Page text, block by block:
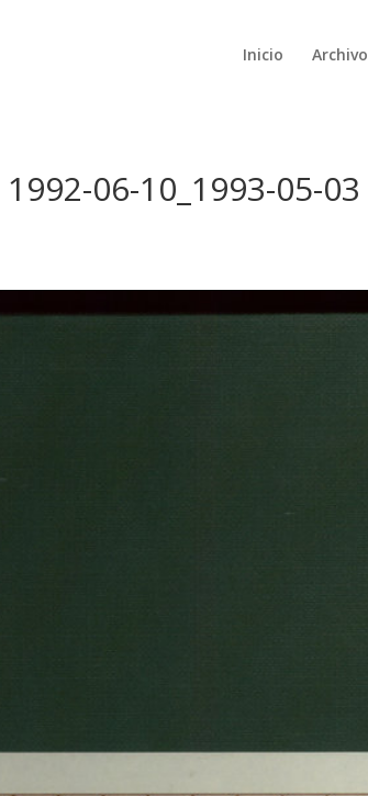
Inicio Archivo
06-10_1993-05-03